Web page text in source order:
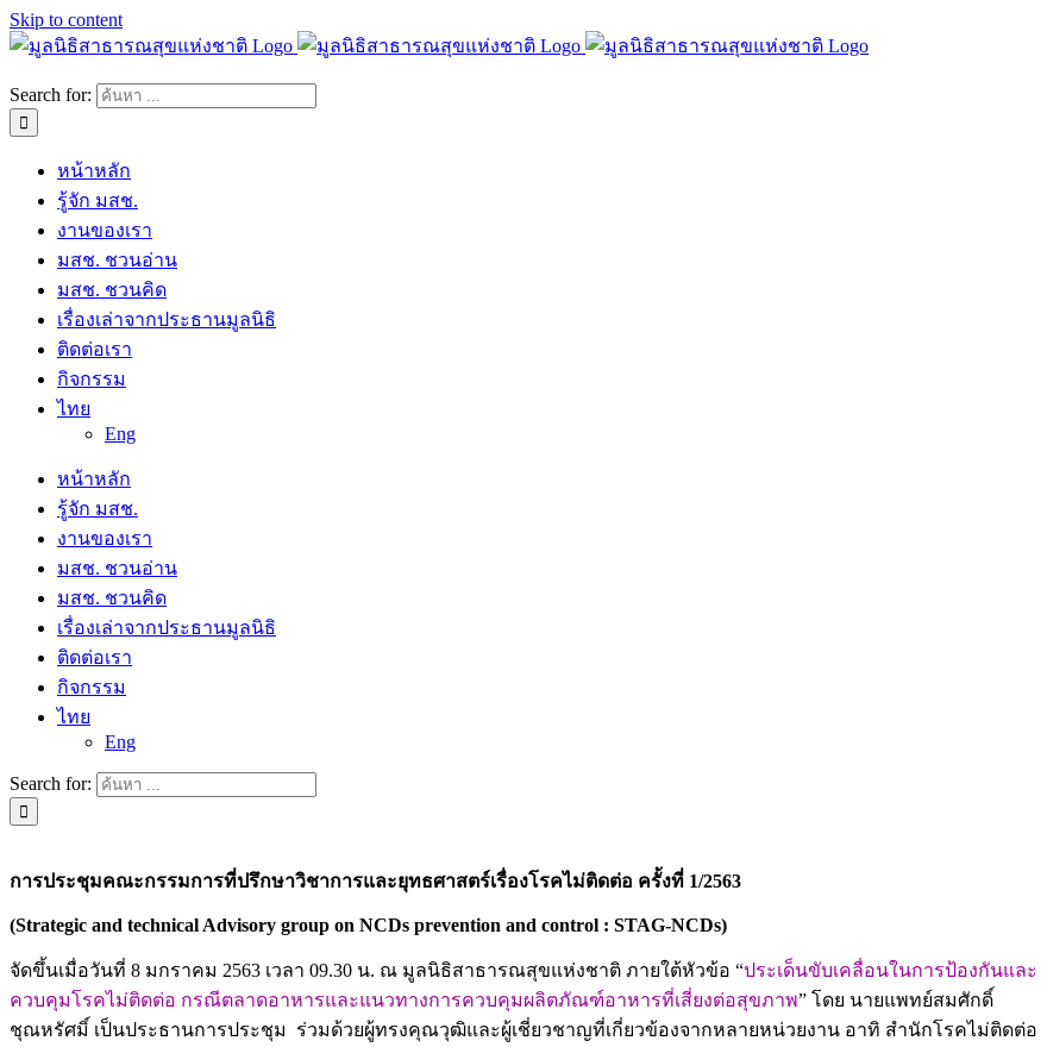
Skip to content
Search for:
หน้าหลัก
รู้จัก มสช.
งานของเรา
มสช. ชวนอ่าน
มสช. ชวนคิด
เรื่องเล่าจากประธานมูลนิธิ
ติดต่อเรา
กิจกรรม
ไทย
Eng
หน้าหลัก
รู้จัก มสช.
งานของเรา
มสช. ชวนอ่าน
มสช. ชวนคิด
เรื่องเล่าจากประธานมูลนิธิ
ติดต่อเรา
กิจกรรม
ไทย
Eng
Search for:
การประชุมคณะกรรมการที่ปรึกษาวิชาการและยุทธศาสตร์เรื่องโรคไม่ติดต่อ ครั้งที่ 1/2563
(Strategic and technical Advisory group on NCDs prevention and control : STAG-NCDs)
จัดขึ้นเมื่อวันที่ 8 มกราคม 2563 เวลา 09.30 น. ณ มูลนิธิสาธารณสุขแห่งชาติ ภายใต้หัวข้อ “ประเด็นขับเคลื่อนในการป้องกันและ
ควบคุมโรคไม่ติดต่อ กรณีตลาดอาหารและแนวทางการควบคุมผลิตภัณฑ์อาหารที่เสี่ยงต่อสุขภาพ” โดย นายแพทย์สมศักดิ์
ชุณหรัศมิ์ เป็นประธานการประชุม ร่วมด้วยผู้ทรงคุณวุฒิและผู้เชี่ยวชาญที่เกี่ยวข้องจากหลายหน่วยงาน อาทิ สำนักโรคไม่ติดต่อ